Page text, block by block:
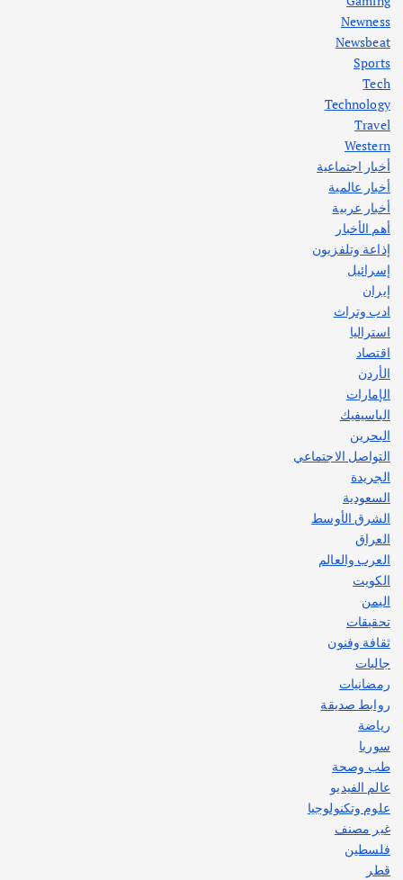
أهم الأخبار
اختتام ورشة السينوغرافيا في مدينة كلباء الاماراتية
أغسطس 3, 2026
Newness
Newsbeat
Sports
Tech
Technology
Travel
Western
أخبار اجتماعية
أخبار عالمية
أخبار عربية
أهم الأخبار
إذاعة وتلفزيون
إسرائيل
إيران
ادب وتراث
استراليا
اقتصاد
الأردن
الإمارات
الباسيفيك
البحرين
التواصل الاجتماعي
الجريدة
السعودية
الشرق الأوسط
العراق
العرب والعالم
الكويت
اليمن
تحقيقات
ثقافة وفنون
جاليات
رمضانيات
روابط صديقة
رياضة
سوريا
طب وصحة
عالم الفيديو
علوم وتكنولوجيا
غير مصنف
فلسطين
قطر